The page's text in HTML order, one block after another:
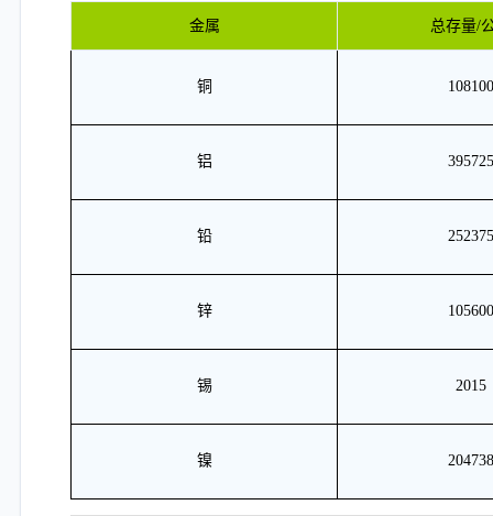
金属 总存量/
铜 108100
铝 395725
铅 252375
锌 105600
锡 2015
镍 204738